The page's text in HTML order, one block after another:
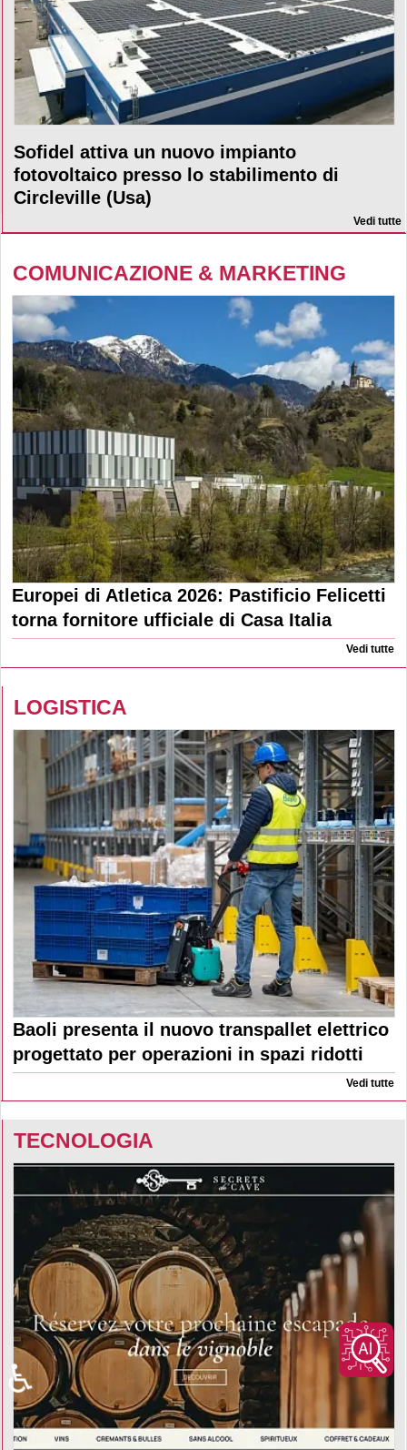
Sofidel attiva un nuovo impianto
fotovoltaico presso lo stabilimento di
Circleville (Usa)
Vedi tutte
COMUNICAZIONE & MARKETING
Europei di Atletica 2026: Pastificio Felicetti
torna fornitore ufficiale di Casa Italia
Vedi tutte
LOGISTICA
Baoli presenta il nuovo transpallet elettrico
progettato per operazioni in spazi ridotti
Vedi tutte
TECNOLOGIA